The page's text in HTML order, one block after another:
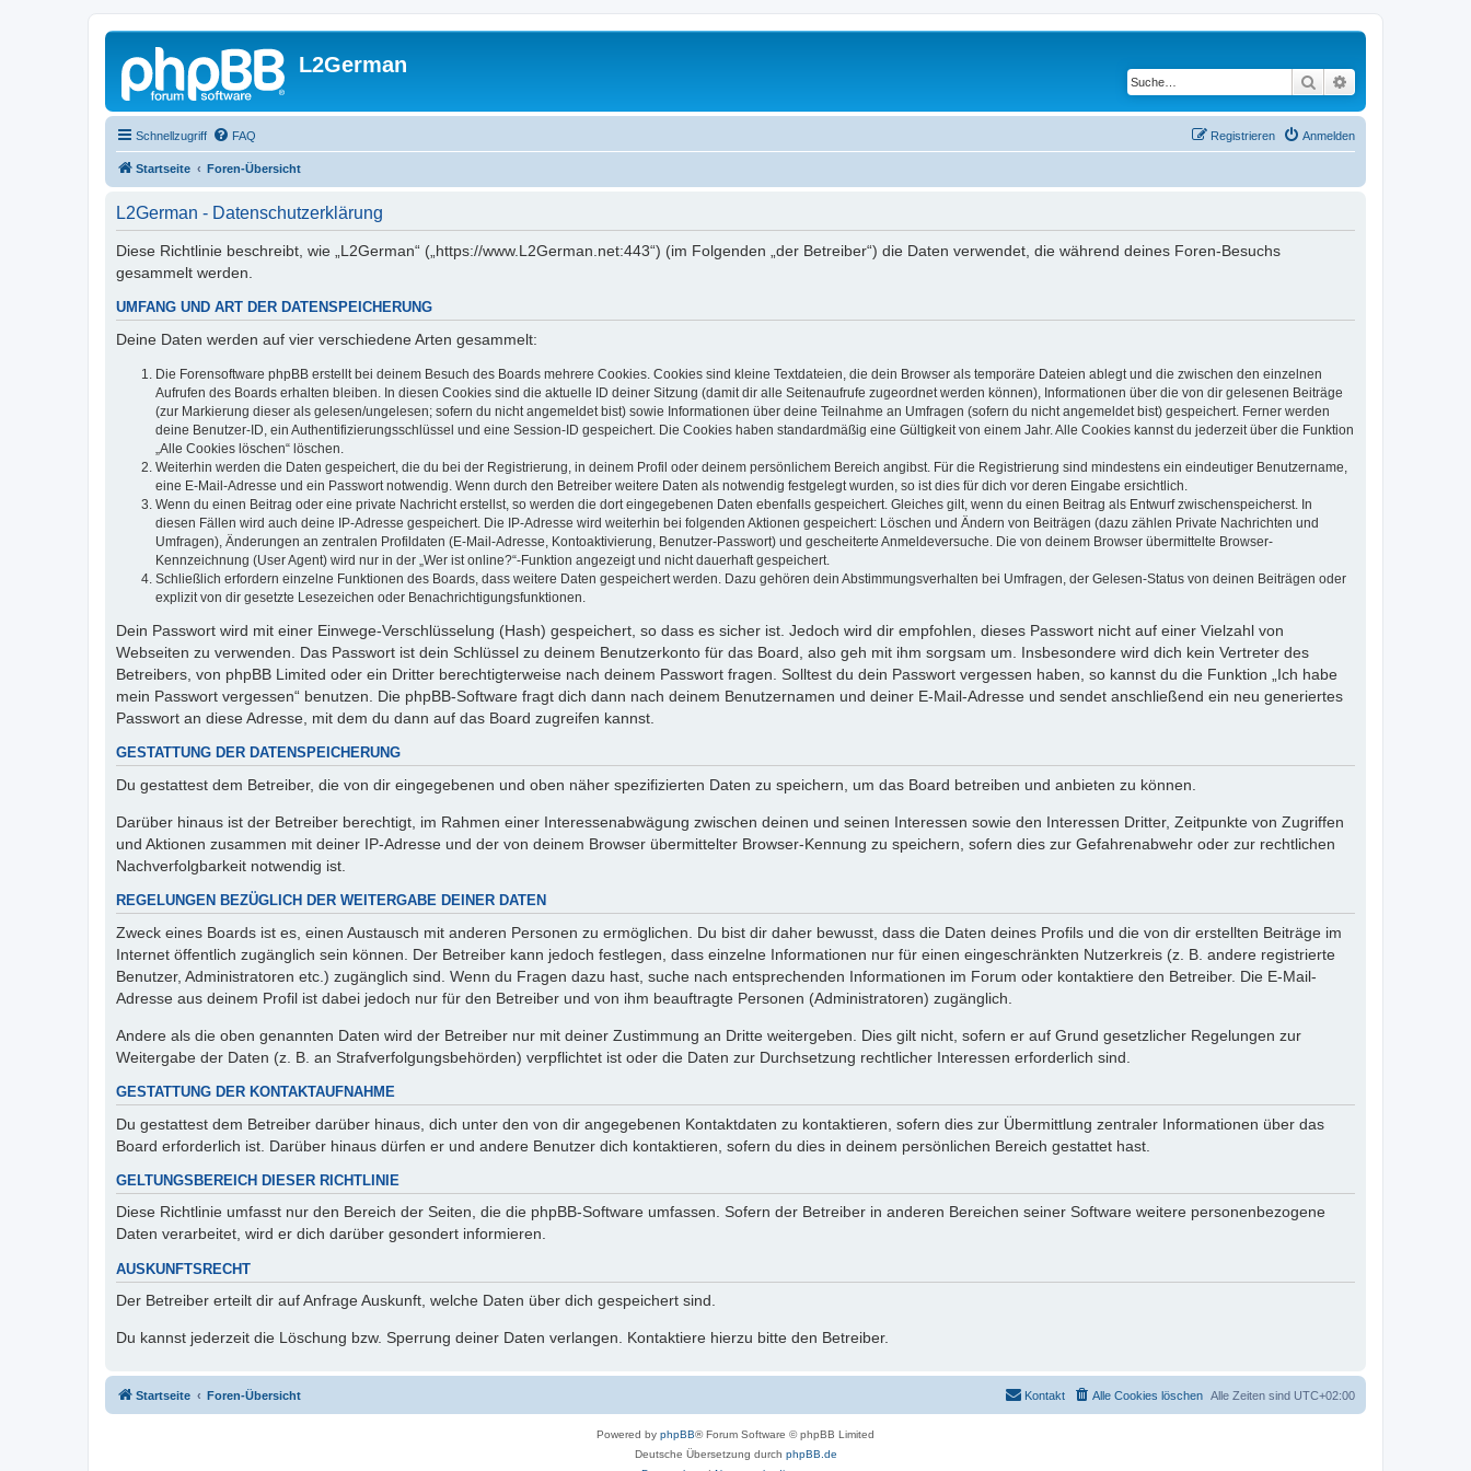
L2German
Suche
Schnellzugriff FAQ Anmelden
Registrieren
Startseite Foren-Übersicht
L2German - Datenschutzerklärung
Diese Richtlinie beschreibt, wie „L2German“ („https://www.L2German.net:443“) (im Folgenden „der Betreiber“) die Daten verwendet, die während deines Foren-Besuchs
gesammelt werden.
UMFANG UND ART DER DATENSPEICHERUNG
Deine Daten werden auf vier verschiedene Arten gesammelt:
Die Forensoftware phpBB erstellt bei deinem Besuch des Boards mehrere Cookies. Cookies sind kleine Textdateien, die dein Browser als temporäre Dateien ablegt und die zwischen den einzelnen
Aufrufen des Boards erhalten bleiben. In diesen Cookies sind die aktuelle ID deiner Sitzung (damit dir alle Seitenaufrufe zugeordnet werden können), Informationen über die von dir gelesenen Beiträge
(zur Markierung dieser als gelesen/ungelesen; sofern du nicht angemeldet bist) sowie Informationen über deine Teilnahme an Umfragen (sofern du nicht angemeldet bist) gespeichert. Ferner werden
deine Benutzer-ID, ein Authentifizierungsschlüssel und eine Session-ID gespeichert. Die Cookies haben standardmäßig eine Gültigkeit von einem Jahr. Alle Cookies kannst du jederzeit über die Funktion
„Alle Cookies löschen“ löschen.
Weiterhin werden die Daten gespeichert, die du bei der Registrierung, in deinem Profil oder deinem persönlichem Bereich angibst. Für die Registrierung sind mindestens ein eindeutiger Benutzername,
eine E-Mail-Adresse und ein Passwort notwendig. Wenn durch den Betreiber weitere Daten als notwendig festgelegt wurden, so ist dies für dich vor deren Eingabe ersichtlich.
Wenn du einen Beitrag oder eine private Nachricht erstellst, so werden die dort eingegebenen Daten ebenfalls gespeichert. Gleiches gilt, wenn du einen Beitrag als Entwurf zwischenspeicherst. In
diesen Fällen wird auch deine IP-Adresse gespeichert. Die IP-Adresse wird weiterhin bei folgenden Aktionen gespeichert: Löschen und Ändern von Beiträgen (dazu zählen Private Nachrichten und
Umfragen), Änderungen an zentralen Profildaten (E-Mail-Adresse, Kontoaktivierung, Benutzer-Passwort) und gescheiterte Anmeldeversuche. Die von deinem Browser übermittelte Browser-
Kennzeichnung (User Agent) wird nur in der „Wer ist online?“-Funktion angezeigt und nicht dauerhaft gespeichert.
Schließlich erfordern einzelne Funktionen des Boards, dass weitere Daten gespeichert werden. Dazu gehören dein Abstimmungsverhalten bei Umfragen, der Gelesen-Status von deinen Beiträgen oder
explizit von dir gesetzte Lesezeichen oder Benachrichtigungsfunktionen.
Dein Passwort wird mit einer Einwege-Verschlüsselung (Hash) gespeichert, so dass es sicher ist. Jedoch wird dir empfohlen, dieses Passwort nicht auf einer Vielzahl von
Webseiten zu verwenden. Das Passwort ist dein Schlüssel zu deinem Benutzerkonto für das Board, also geh mit ihm sorgsam um. Insbesondere wird dich kein Vertreter des
Betreibers, von phpBB Limited oder ein Dritter berechtigterweise nach deinem Passwort fragen. Solltest du dein Passwort vergessen haben, so kannst du die Funktion „Ich habe
mein Passwort vergessen“ benutzen. Die phpBB-Software fragt dich dann nach deinem Benutzernamen und deiner E-Mail-Adresse und sendet anschließend ein neu generiertes
Passwort an diese Adresse, mit dem du dann auf das Board zugreifen kannst.
GESTATTUNG DER DATENSPEICHERUNG
Du gestattest dem Betreiber, die von dir eingegebenen und oben näher spezifizierten Daten zu speichern, um das Board betreiben und anbieten zu können.
Darüber hinaus ist der Betreiber berechtigt, im Rahmen einer Interessenabwägung zwischen deinen und seinen Interessen sowie den Interessen Dritter, Zeitpunkte von Zugriffen
und Aktionen zusammen mit deiner IP-Adresse und der von deinem Browser übermittelter Browser-Kennung zu speichern, sofern dies zur Gefahrenabwehr oder zur rechtlichen
Nachverfolgbarkeit notwendig ist.
REGELUNGEN BEZÜGLICH DER WEITERGABE DEINER DATEN
Zweck eines Boards ist es, einen Austausch mit anderen Personen zu ermöglichen. Du bist dir daher bewusst, dass die Daten deines Profils und die von dir erstellten Beiträge im
Internet öffentlich zugänglich sein können. Der Betreiber kann jedoch festlegen, dass einzelne Informationen nur für einen eingeschränkten Nutzerkreis (z. B. andere registrierte
Benutzer, Administratoren etc.) zugänglich sind. Wenn du Fragen dazu hast, suche nach entsprechenden Informationen im Forum oder kontaktiere den Betreiber. Die E-Mail-
Adresse aus deinem Profil ist dabei jedoch nur für den Betreiber und von ihm beauftragte Personen (Administratoren) zugänglich.
Andere als die oben genannten Daten wird der Betreiber nur mit deiner Zustimmung an Dritte weitergeben. Dies gilt nicht, sofern er auf Grund gesetzlicher Regelungen zur
Weitergabe der Daten (z. B. an Strafverfolgungsbehörden) verpflichtet ist oder die Daten zur Durchsetzung rechtlicher Interessen erforderlich sind.
GESTATTUNG DER KONTAKTAUFNAHME
Du gestattest dem Betreiber darüber hinaus, dich unter den von dir angegebenen Kontaktdaten zu kontaktieren, sofern dies zur Übermittlung zentraler Informationen über das
Board erforderlich ist. Darüber hinaus dürfen er und andere Benutzer dich kontaktieren, sofern du dies in deinem persönlichen Bereich gestattet hast.
GELTUNGSBEREICH DIESER RICHTLINIE
Diese Richtlinie umfasst nur den Bereich der Seiten, die die phpBB-Software umfassen. Sofern der Betreiber in anderen Bereichen seiner Software weitere personenbezogene
Daten verarbeitet, wird er dich darüber gesondert informieren.
AUSKUNFTSRECHT
Der Betreiber erteilt dir auf Anfrage Auskunft, welche Daten über dich gespeichert sind.
Du kannst jederzeit die Löschung bzw. Sperrung deiner Daten verlangen. Kontaktiere hierzu bitte den Betreiber.
Startseite Foren-Übersicht Alle Zeiten sind UTC+02:00
Alle Cookies löschen
Kontakt
Powered by phpBB® Forum Software © phpBB Limited
Deutsche Übersetzung durch phpBB.de